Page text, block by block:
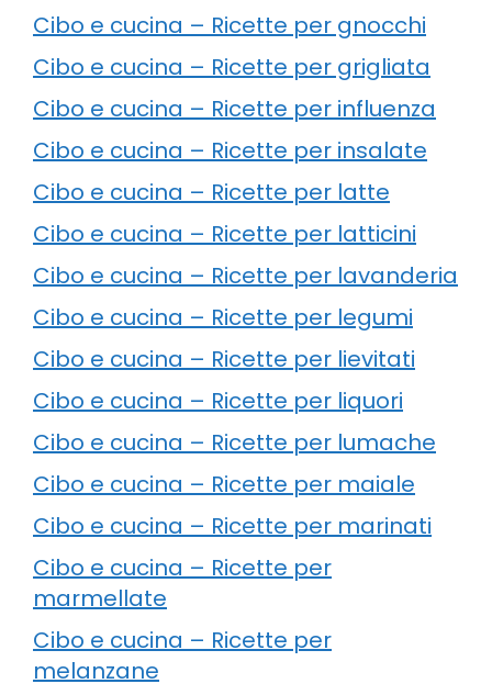
Cibo e cucina – Ricette per gnocchi
Cibo e cucina – Ricette per grigliata
Cibo e cucina – Ricette per influenza
Cibo e cucina – Ricette per insalate
Cibo e cucina – Ricette per latte
Cibo e cucina – Ricette per latticini
Cibo e cucina – Ricette per lavanderia
Cibo e cucina – Ricette per legumi
Cibo e cucina – Ricette per lievitati
Cibo e cucina – Ricette per liquori
Cibo e cucina – Ricette per lumache
Cibo e cucina – Ricette per maiale
Cibo e cucina – Ricette per marinati
Cibo e cucina – Ricette per
marmellate
Cibo e cucina – Ricette per
melanzane